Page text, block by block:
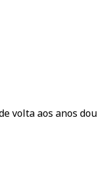
volta aos anos